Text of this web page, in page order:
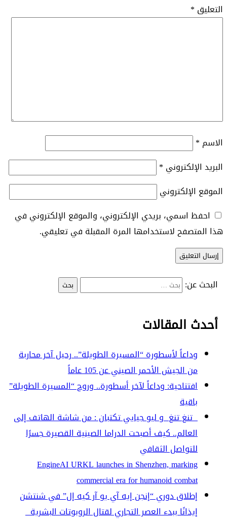
التعليق *
الاسم *
البريد الإلكتروني *
الموقع الإلكتروني
احفظ اسمي، بريدي الإلكتروني، والموقع الإلكتروني في
هذا المتصفح لاستخدامها المرة المقبلة في تعليقي.
البحث عن:
أحدث المقالات
وداعاً لأسطورة “المسيرة الطويلة”.. رحيل آخر محاربة
من الجيش الأحمر الصيني عن 105 عاماً
افتتاحية: وداعاً لآخر أسطورة.. وروح “المسيرة الطويلة”
باقية
تنغ تنغ و ليو جيايي تكتبان : من شاشة الهاتف إلى
العالم.. كيف أصبحت الدراما الصينية القصيرة جسرًا
للتواصل الثقافي
EngineAI URKL launches in Shenzhen, marking
commercial era for humanoid combat
إطلاق دوري “إنجن إيه آي يو آر كيه إل” في شنتشن
إيذانًا ببدء العصر التجاري لقتال الروبوتات البشرية